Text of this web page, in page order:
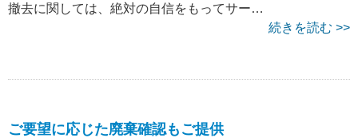
撤去に関しては、絶対の自信をもってサー…
続きを読む >>
ご要望に応じた廃棄確認もご提供